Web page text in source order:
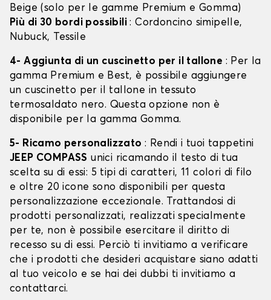
Beige (solo per le gamme Premium e Gomma)
Più di 30 bordi possibili: Cordoncino simipelle,
Nubuck, Tessile
4- Aggiunta di un cuscinetto per il tallone : Per la
gamma Premium e Best, è possibile aggiungere
un cuscinetto per il tallone in tessuto
termosaldato nero. Questa opzione non è
disponibile per la gamma Gomma.
5- Ricamo personalizzato : Rendi i tuoi tappetini
JEEP COMPASS unici ricamando il testo di tua
scelta su di essi: 5 tipi di caratteri, 11 colori di filo
e oltre 20 icone sono disponibili per questa
personalizzazione eccezionale. Trattandosi di
prodotti personalizzati, realizzati specialmente
per te, non è possibile esercitare il diritto di
recesso su di essi. Perciò ti invitiamo a verificare
che i prodotti che desideri acquistare siano adatti
al tuo veicolo e se hai dei dubbi ti invitiamo a
contattarci.